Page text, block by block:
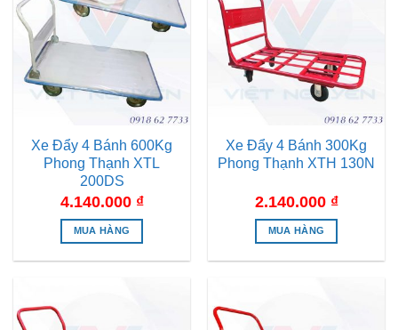
Xe Đẩy 4 Bánh 600Kg
Phong Thạnh XTL
200DS
4.140.000 ₫
MUA HÀNG
Xe Đẩy 4 Bánh 300Kg
Phong Thạnh XTH 130N
2.140.000 ₫
MUA HÀNG